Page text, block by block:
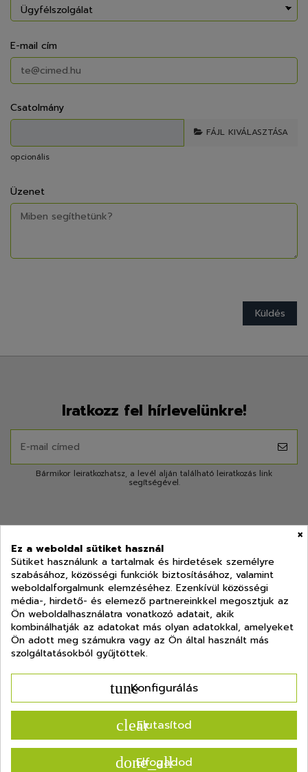
E-mail cím
Csatolmány
FÁJL KIVÁLASZTÁSA
opcionális
Üzenet
Iratkozz fel hírlevelünkre!
Bármikor leiratkozhatsz, a levél alján található leiratkozás link
segítségével.
Lépj velünk kapcsolatba!
Termékek
Információk
×
Ez a weboldal sütiket használ
Sütiket használunk a tartalmak és hirdetések személyre
szabásához, közösségi funkciók biztosításához, valamint
weboldalforgalmunk elemzéséhez. Ezenkívül közösségi
média-, hirdető- és elemező partnereinkkel megosztjuk az
Ön weboldalhasználatra vonatkozó adatait, akik
kombinálhatják az adatokat más olyan adatokkal, amelyeket
Ön adott meg számukra vagy az Ön által használt más
szolgáltatásokból gyűjtöttek.
tuneKonfigurálás
clearElutasítod
done_all
Elfogadod